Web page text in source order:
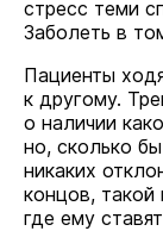
стресс теми
Заболеть в
Пациенты
к другому.
о наличии
но, сколько
никаких
концов, такой
где ему